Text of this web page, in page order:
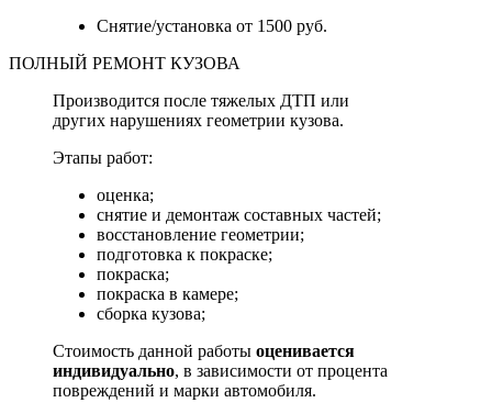
Снятие/установка от 1500 руб.
ПОЛНЫЙ РЕМОНТ КУЗОВА
Производится после тяжелых ДТП или
других нарушениях геометрии кузова.
Этапы работ:
оценка;
снятие и демонтаж составных частей;
восстановление геометрии;
подготовка к покраске;
покраска;
покраска в камере;
сборка кузова;
Стоимость данной работы оценивается
индивидуально, в зависимости от процента
повреждений и марки автомобиля.